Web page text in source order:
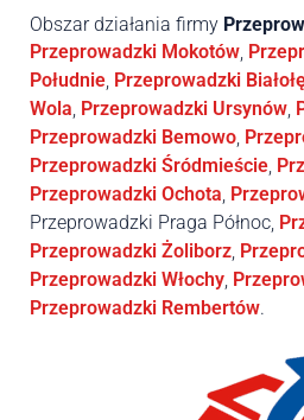
Obszar działania firmy
Przeprowadzki Mokotów,
Południe, Przeprowadzki
Wola, Przeprowadzki Ursynów,
Przeprowadzki Bemowo,
Przeprowadzki Śródmieście,
Przeprowadzki Ochota,
Przeprowadzki Praga Północ,
Przeprowadzki Żoliborz,
Przeprowadzki Włochy,
Przeprowadzki Rembertów.